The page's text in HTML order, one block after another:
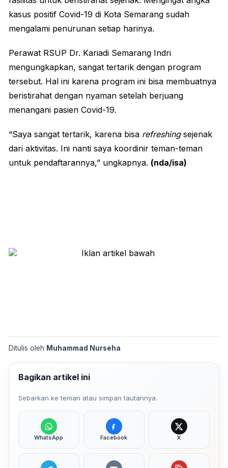
kasus positif Covid-19 di Kota Semarang sudah
mengalami penurunan setiap harinya.
Perawat RSUP Dr. Kariadi Semarang Indri
mengungkapkan, sangat tertarik dengan program
tersebut. Hal ini karena program ini bisa membuatnya
beristirahat dengan nyaman setelah berjuang
menangani pasien Covid-19.
“Saya sangat tertarik, karena bisa refreshingsejenak
dari aktivitas. Ini nanti saya koordinir teman-teman
untuk pendaftarannya,” ungkapnya. (nda/isa)
Ditulis oleh Muhammad Nurseha
Bagikan artikel ini
Sebarkan ke teman atau simpan tautannya.
WhatsApp Facebook X